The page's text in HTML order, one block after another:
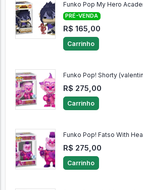
Funko Pop My Hero
PRÉ-VENDA
R$ 165,00
Carrinho
Funko Pop! Shorty
R$ 275,00
Carrinho
Funko Pop! Fatso With
R$ 275,00
Carrinho